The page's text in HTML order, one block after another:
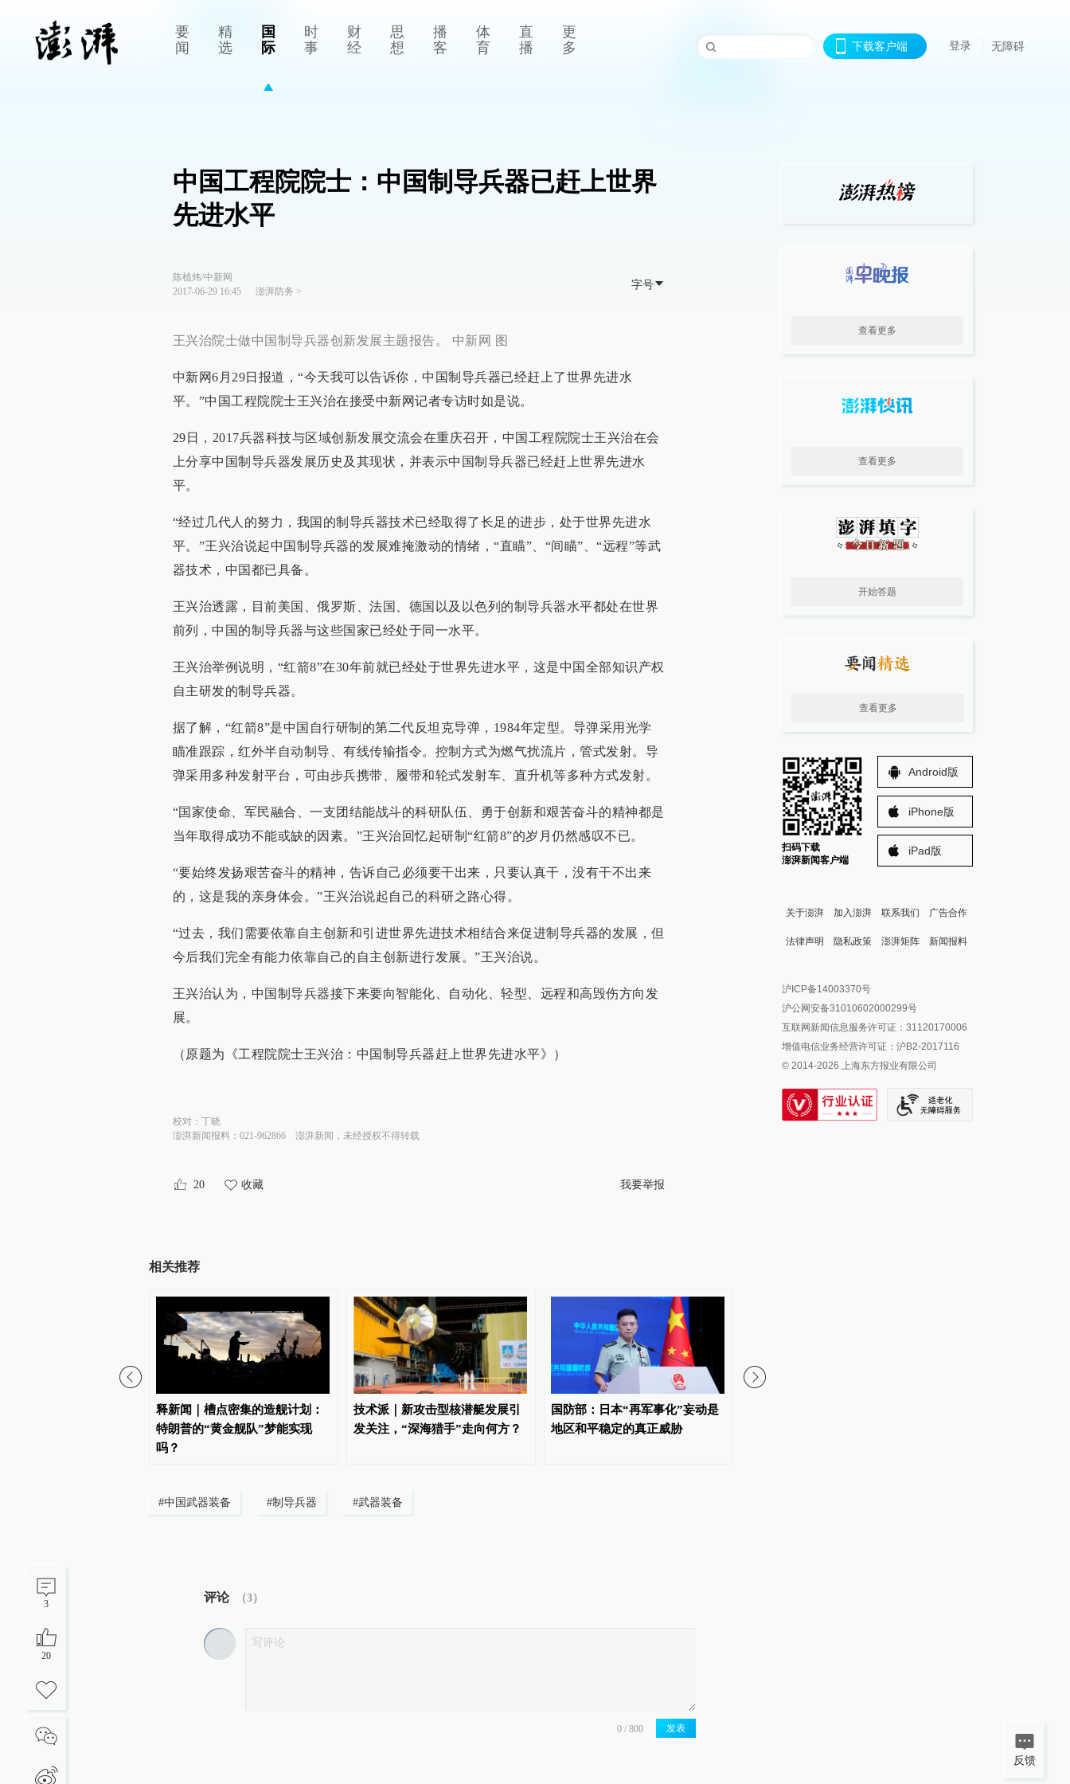
要
闻
精
选
国
际
时
事
财
经
思
想
播
客
体
育
直
播
更
多
下载客户端 登录 无障碍
3
20
中国工程院院士：中国制导兵器已赶上世界
先进水平
陈植炜/中新网
2017-06-29 16:45
澎湃防务 >
字号
王兴治院士做中国制导兵器创新发展主题报告。 中新网 图
中新网6月29日报道，“今天我可以告诉你，中国制导兵器已经赶上了世界先进水
平。”中国工程院院士王兴治在接受中新网记者专访时如是说。
29日，2017兵器科技与区域创新发展交流会在重庆召开，中国工程院院士王兴治在会
上分享中国制导兵器发展历史及其现状，并表示中国制导兵器已经赶上世界先进水
平。
“经过几代人的努力，我国的制导兵器技术已经取得了长足的进步，处于世界先进水
平。”王兴治说起中国制导兵器的发展难掩激动的情绪，“直瞄”、“间瞄”、“远程”等武
器技术，中国都已具备。
王兴治透露，目前美国、俄罗斯、法国、德国以及以色列的制导兵器水平都处在世界
前列，中国的制导兵器与这些国家已经处于同一水平。
王兴治举例说明，“红箭8”在30年前就已经处于世界先进水平，这是中国全部知识产权
自主研发的制导兵器。
据了解，“红箭8”是中国自行研制的第二代反坦克导弹，1984年定型。导弹采用光学
瞄准跟踪，红外半自动制导、有线传输指令。控制方式为燃气扰流片，管式发射。导
弹采用多种发射平台，可由步兵携带、履带和轮式发射车、直升机等多种方式发射。
“国家使命、军民融合、一支团结能战斗的科研队伍、勇于创新和艰苦奋斗的精神都是
当年取得成功不能或缺的因素。”王兴治回忆起研制“红箭8”的岁月仍然感叹不已。
“要始终发扬艰苦奋斗的精神，告诉自己必须要干出来，只要认真干，没有干不出来
的，这是我的亲身体会。”王兴治说起自己的科研之路心得。
“过去，我们需要依靠自主创新和引进世界先进技术相结合来促进制导兵器的发展，但
今后我们完全有能力依靠自己的自主创新进行发展。”王兴治说。
王兴治认为，中国制导兵器接下来要向智能化、自动化、轻型、远程和高毁伤方向发
展。
（原题为《工程院院士王兴治：中国制导兵器赶上世界先进水平》）
校对： 丁晓
澎湃新闻报料：021-962866
澎湃新闻，未经授权不得转载
20 收藏 我要举报
相关推荐
释新闻｜槽点密集的造舰计划：
特朗普的“黄金舰队”梦能实现
吗？
技术派｜新攻击型核潜艇发展引
发关注，“深海猎手”走向何方？
国防部：日本“再军事化”妄动是
地区和平稳定的真正威胁
#中国武器装备 #制导兵器 #武器装备
评论 （3）
发表
查看更多
查看更多
开始答题
查看更多
扫码下载
澎湃新闻客户端
Android版
iPhone版
iPad版
关于澎湃 加入澎湃 联系我们 广告合作
法律声明 隐私政策 澎湃矩阵
澎湃新闻公众号
澎湃新闻抖音号
派生万物开放平台
IP SHANGHAI
SIXTH TONE
新闻报料
报料邮箱: news@thepaper.cn
沪ICP备14003370号
沪公网安备31010602000299号
互联网新闻信息服务许可证：31120170006
增值电信业务经营许可证：沪B2-2017116
© 2014-2026 上海东方报业有限公司
反馈